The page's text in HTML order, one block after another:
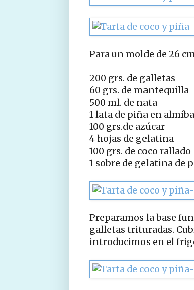
Para un molde de 26
200 grs. de galletas
60 grs. de mantequilla
500 ml. de nata
1 lata de piña en
100 grs.de azúcar
4 hojas de gelatina
100 grs. de coco rallado
1 sobre de gelatina de
Preparamos la base
galletas trituradas.
introducimos en el